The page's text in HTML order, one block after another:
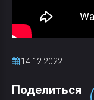
14.12.2022
Поделиться